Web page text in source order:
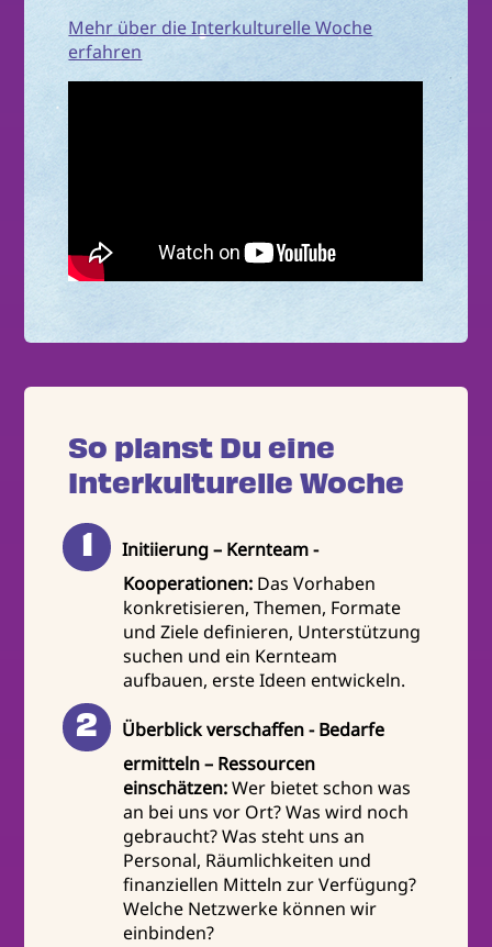
Mehr über die Interkulturelle Woche
erfahren
So planst Du eine
Interkulturelle Woche
Initiierung – Kernteam -
Kooperationen: Das Vorhaben
konkretisieren, Themen, Formate
und Ziele definieren, Unterstützung
suchen und ein Kernteam
aufbauen, erste Ideen entwickeln.
Überblick verschaffen - Bedarfe
ermitteln – Ressourcen
einschätzen:Wer bietet schon was
an bei uns vor Ort? Was wird noch
gebraucht? Was steht uns an
Personal, Räumlichkeiten und
finanziellen Mitteln zur Verfügung?
Welche Netzwerke können wir
einbinden?